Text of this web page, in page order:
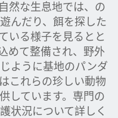
然な生息地では、の
んだり、餌を探した
いる様子を見るとと
めて整備され、野外
ように基地のパンダ
これらの珍しい動物
しています。専門の
状況について詳しく